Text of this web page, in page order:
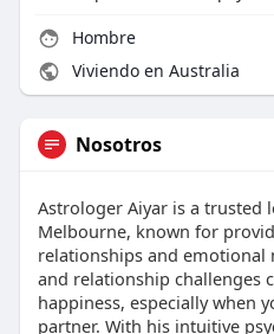
Hombre
Viviendo en Australia
Nosotros
Astrologer Aiyar is a trusted
Melbourne, known for
relationships and emotional
and relationship challenges
happiness, especially when
partner. With his intuitive